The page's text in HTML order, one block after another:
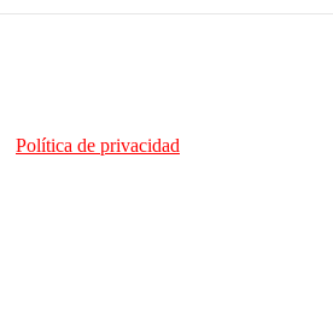
Política de privacidad